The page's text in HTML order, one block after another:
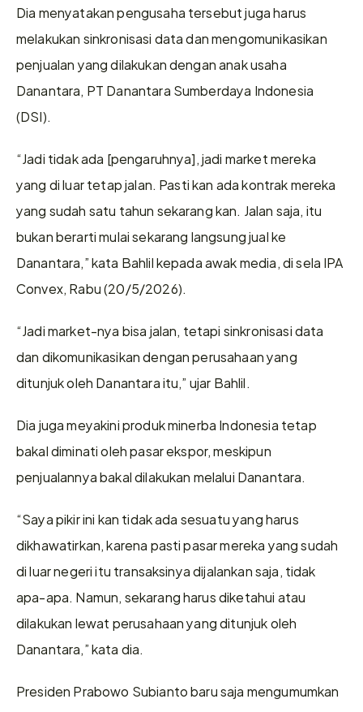
Dia menyatakan pengusaha tersebut juga harus
melakukan sinkronisasi data dan mengomunikasikan
penjualan yang dilakukan dengan anak usaha
Danantara, PT Danantara Sumberdaya Indonesia
(DSI).
“Jadi tidak ada [pengaruhnya], jadi market mereka
yang di luar tetap jalan. Pasti kan ada kontrak mereka
yang sudah satu tahun sekarang kan. Jalan saja, itu
bukan berarti mulai sekarang langsung jual ke
Danantara,” kata Bahlil kepada awak media, di sela IPA
Convex, Rabu (20/5/2026).
“Jadi market-nya bisa jalan, tetapi sinkronisasi data
dan dikomunikasikan dengan perusahaan yang
ditunjuk oleh Danantara itu,” ujar Bahlil.
Dia juga meyakini produk minerba Indonesia tetap
bakal diminati oleh pasar ekspor, meskipun
penjualannya bakal dilakukan melalui Danantara.
“Saya pikir ini kan tidak ada sesuatu yang harus
dikhawatirkan, karena pasti pasar mereka yang sudah
di luar negeri itu transaksinya dijalankan saja, tidak
apa-apa. Namun, sekarang harus diketahui atau
dilakukan lewat perusahaan yang ditunjuk oleh
Danantara,” kata dia.
Presiden Prabowo Subianto baru saja mengumumkan